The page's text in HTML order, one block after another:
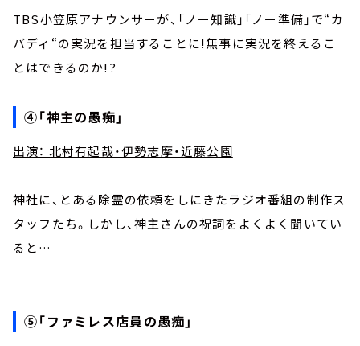
TBS小笠原アナウンサーが、「ノー知識」「ノー準備」で“カ
バディ“の実況を担当することに!無事に実況を終えるこ
とはできるのか!?
④「神主の愚痴」
出演： 北村有起哉・伊勢志摩・近藤公園
神社に、とある除霊の依頼をしにきたラジオ番組の制作ス
タッフたち。しかし、神主さんの祝詞をよくよく聞いてい
ると…
⑤「ファミレス店員の愚痴」